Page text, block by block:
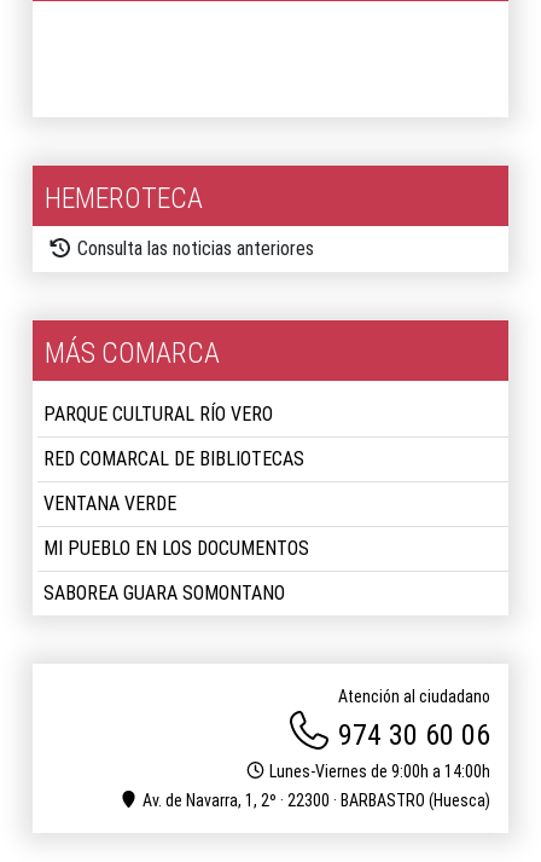
HEMEROTECA
Consulta las noticias anteriores
MÁS COMARCA
PARQUE CULTURAL RÍO VERO
RED COMARCAL DE BIBLIOTECAS
VENTANA VERDE
MI PUEBLO EN LOS DOCUMENTOS
SABOREA GUARA SOMONTANO
Atención al ciudadano
974 30 60 06
Lunes-Viernes de 9:00h a 14:00h
Av. de Navarra, 1, 2º · 22300 · BARBASTRO (Huesca)